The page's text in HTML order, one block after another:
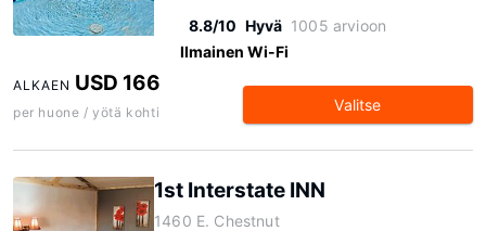
8.8/10 Hyvä 1005 arvioon
Ilmainen Wi-Fi
ALKAEN USD 166
per huone / yötä kohti Valitse
1st Interstate INN
1460 E. Chestnut